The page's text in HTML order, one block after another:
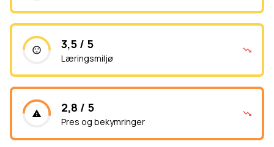
3,5 / 5
Læringsmiljø
2,8 / 5
Pres og bekymringer